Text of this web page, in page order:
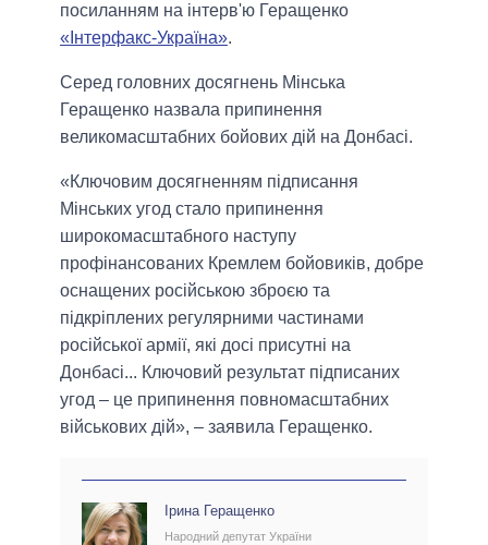
посиланням на інтерв'ю Геращенко
«Інтерфакс-Україна».
Серед головних досягнень Мінська
Геращенко назвала припинення
великомасштабних бойових дій на Донбасі.
«Ключовим досягненням підписання
Мінських угод стало припинення
широкомасштабного наступу
профінансованих Кремлем бойовиків, добре
оснащених російською зброєю та
підкріплених регулярними частинами
російської армії, які досі присутні на
Донбасі... Ключовий результат підписаних
угод – це припинення повномасштабних
військових дій», – заявила Геращенко.
Ірина Геращенко
Народний депутат України